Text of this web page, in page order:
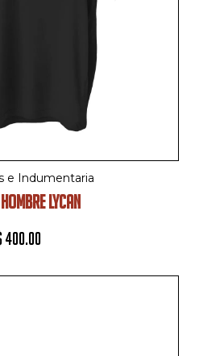
e Indumentaria
LYCAN
400.00